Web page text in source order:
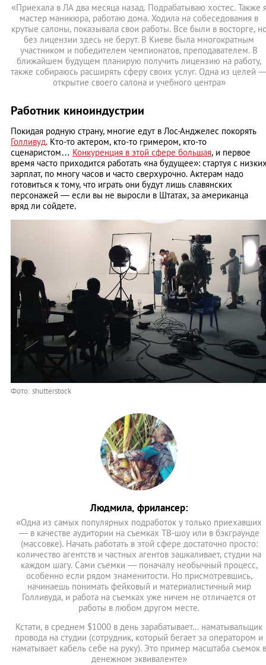
«Приехала в ЛА два месяца назад. Подрабатываю хостес. Также
мастер маникюра, работаю дома. Ходила на собеседования в
крутые салоны, показывала свои работы. Все были в восторге,
без лицензии здесь не берут. В Киеве была многократным
участником и победителем чемпионатов, преподавателем. В
ближайшем будущем планирую получить лицензию на работу,
также собираюсь расширять сферу своих услуг. Одна из целей
открытие своего салона и учебного центра»
Работник киноиндустрии
Покидая родную страну, многие едут в Лос-Анджелес покорять
Голливуд. Кто-то актером, кто-то гримером, кто-то
сценаристом… Конкуренция в этой сфере большая, и первое
время часто приходится работать «на будущее»: стартуя с
зарплат, по многу часов и часто сверхурочно. Актерам надо
готовиться к тому, что играть они будут лишь славянских
персонажей — если вы не выросли в Штатах, за американца
вряд ли сойдете.
Фото: shutterstock
Людмила, фрилансер:
«Одна из самых популярных подработок у только приехавших
— в качестве аудитории на съемках ТВ-шоу или в бэкграунде
(массовке). Начать работать в этой сфере достаточно просто:
количество агентств и частных агентов зашкаливает, студии на
каждом шагу. Сами съемки — поначалу необычный процесс,
особенно если рядом знаменитости. Но присмотревшись,
начинаешь понимать фейковый и материалистичный мир
Голливуда, и работа на съемках уже ничем не отличается от
работы в любом другом месте.
Кстати, в среднем $1000 в день зарабатывает... наматывальщик
провода на студии (сотрудник, который бегает за оператором и
наматывает кабель себе на руку). Это пример масштаба съемок в
денежном эквиваленте»